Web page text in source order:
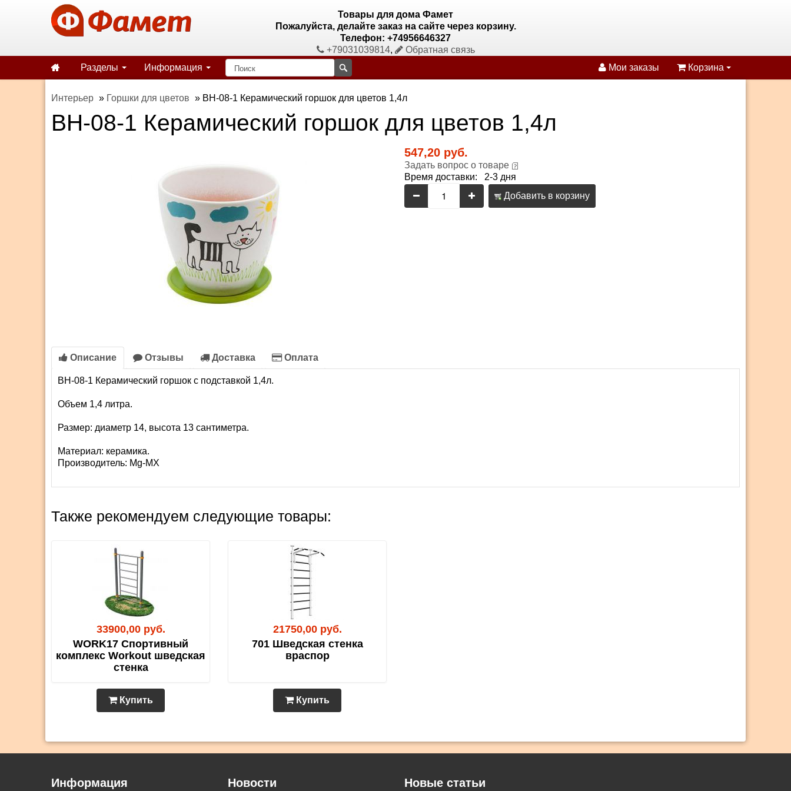
Товары для дома Фамет
Пожалуйста, делайте заказ на сайте через корзину.
Телефон: +74956646327
+79031039814,
Обратная связь
Разделы
Информация Мои заказы Корзина
Интерьер » Горшки для цветов » BH-08-1 Керамический горшок для цветов 1,4л
BH-08-1 Керамический горшок для цветов 1,4л
547,20 руб.
Задать вопрос о товаре
Время доставки: 2-3 дня
Добавить в корзину
Описание Отзывы Доставка Оплата
BH-08-1 Керамический горшок с подставкой 1,4л.
Объем 1,4 литра.
Размер: диаметр 14, высота 13 сантиметра.
Материал: керамика.
Производитель: Mg-MX
Также рекомендуем следующие товары:
33900,00 руб.
WORK17 Спортивный
комплекс Workout шведская
стенка
Купить
21750,00 руб.
701 Шведская стенка
враспор
Купить
Информация Новости Новые статьи